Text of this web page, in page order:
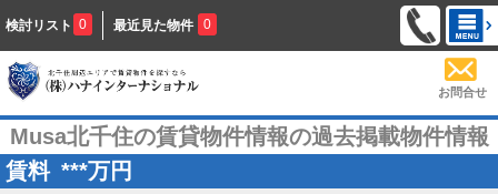
検討リスト 0 最近見た物件 0
お問合せ
Musa北千住の賃貸物件情報の過去掲載物件情報
賃料 ***万円